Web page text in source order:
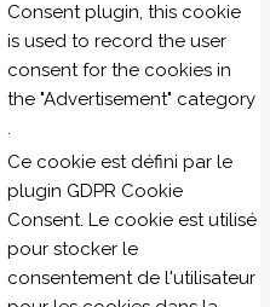
Consent plugin, this cookie
is used to record the user
consent for the cookies in
the "Advertisement" category
.
Ce cookie est défini par le
plugin GDPR Cookie
Consent. Le cookie est utilisé
pour stocker le
consentement de l'utilisateur